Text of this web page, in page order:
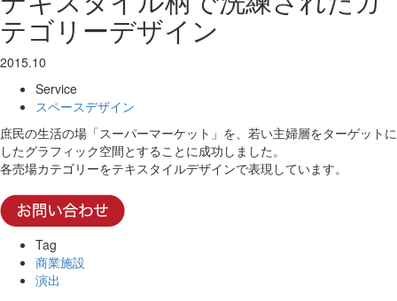
テゴリーデザイン
2015.10
Service
スペースデザイン
庶民の生活の場「スーパーマーケット」を、若い主婦層をターゲットに
したグラフィック空間とすることに成功しました。
各売場カテゴリーをテキスタイルデザインで表現しています。
Tag
商業施設
演出